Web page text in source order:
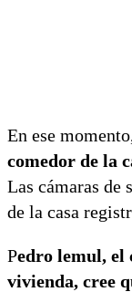
En ese
comedor de la
Las cámaras de
de la casa
Pedro lemul, el
vivienda, cree